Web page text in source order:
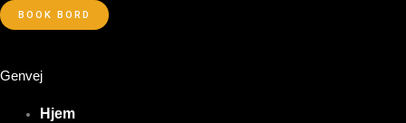
BOOK BORD
Genvej
Hjem